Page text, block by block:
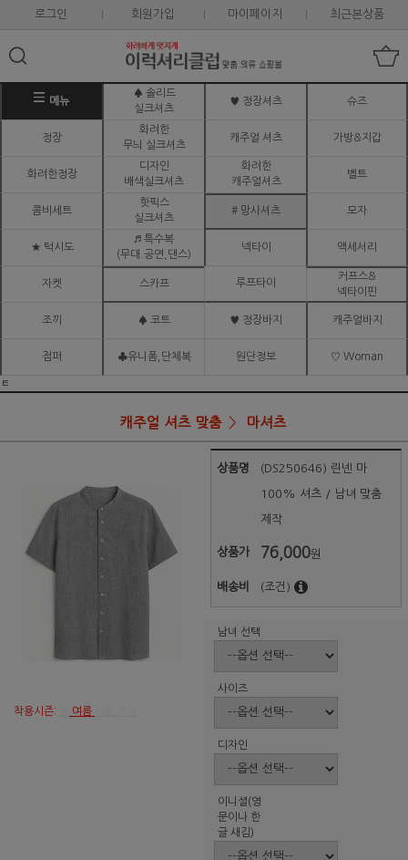
로그인 회원가입 마이페이지 최근본상품
메뉴
♠ 솔리드
실크셔츠
♥ 정장셔츠 슈즈
정장
화려한
무늬 실크셔츠
캐주얼 셔츠 가방&지갑
화려한정장
디자인
배색실크셔츠
화려한
캐주얼셔츠
벨트
콤비세트
핫픽스
실크셔츠
# 망사셔츠 모자
★ 턱시도
♬ 특수복
(무대.공연,댄스)
넥타이 액세서리
자켓 스카프 루프타이
커프스&
넥타이핀
조끼 ♠ 코트 ♥ 정장바지 캐주얼바지
점퍼 ♣유니폼,단체복 원단정보 ♡ Woman
ㅌ
캐주얼 셔츠 맞춤 마셔츠
착용시즌: 여름
상품명 (DS250646) 린넨 마
100% 셔츠 / 남녀 맞춤
제작
상품가 76,000원
배송비 (조건)
남녀 선택
사이즈
디자인
이니셜(영
문이나 한
글 새김)